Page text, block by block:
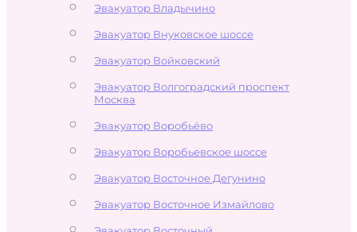
Эвакуатор Владычино
Эвакуатор Внуковское шоссе
Эвакуатор Войковский
Эвакуатор Волгоградский проспект
Москва
Эвакуатор Воробьёво
Эвакуатор Воробьевское шоссе
Эвакуатор Восточное Дегунино
Эвакуатор Восточное Измайлово